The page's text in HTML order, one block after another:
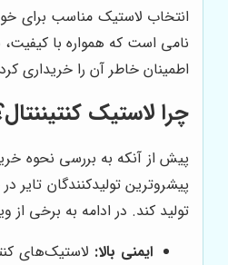
نامی است که همواره با
اطمینان خاطر آن را خریداری
چرا لاستیک
پیشروترین تولیدکنندگان
تولید کند. در ادامه به برخی
ایمنی بالا: لاستیک‌های